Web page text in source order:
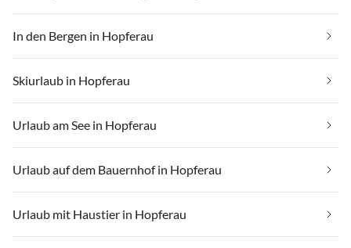
In den Bergen in Hopferau
Skiurlaub in Hopferau
Urlaub am See in Hopferau
Urlaub auf dem Bauernhof in Hopferau
Urlaub mit Haustier in Hopferau